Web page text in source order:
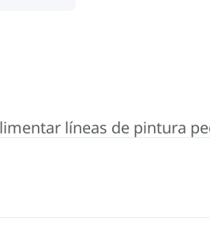
líneas de pintura